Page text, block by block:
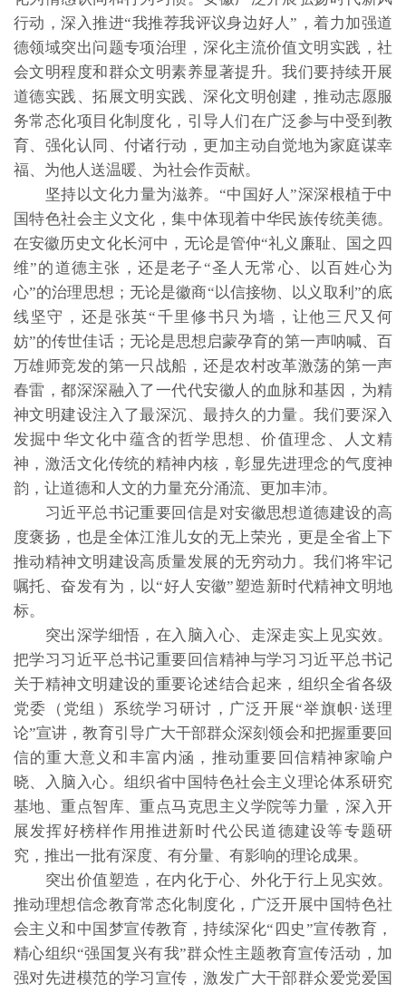
行动，深入推进“我推荐我评议身边好人”，着力加强道
德领域突出问题专项治理，深化主流价值文明实践，社
会文明程度和群众文明素养显著提升。我们要持续开展
道德实践、拓展文明实践、深化文明创建，推动志愿服
务常态化项目化制度化，引导人们在广泛参与中受到教
育、强化认同、付诸行动，更加主动自觉地为家庭谋幸
福、为他人送温暖、为社会作贡献。
坚持以文化力量为滋养。“中国好人”深深根植于中
国特色社会主义文化，集中体现着中华民族传统美德。
在安徽历史文化长河中，无论是管仲“礼义廉耻、国之四
维”的道德主张，还是老子“圣人无常心、以百姓心为
心”的治理思想；无论是徽商“以信接物、以义取利”的底
线坚守，还是张英“千里修书只为墙，让他三尺又何
妨”的传世佳话；无论是思想启蒙孕育的第一声呐喊、百
万雄师竞发的第一只战船，还是农村改革激荡的第一声
春雷，都深深融入了一代代安徽人的血脉和基因，为精
神文明建设注入了最深沉、最持久的力量。我们要深入
发掘中华文化中蕴含的哲学思想、价值理念、人文精
神，激活文化传统的精神内核，彰显先进理念的气度神
韵，让道德和人文的力量充分涌流、更加丰沛。
习近平总书记重要回信是对安徽思想道德建设的高
度褒扬，也是全体江淮儿女的无上荣光，更是全省上下
推动精神文明建设高质量发展的无穷动力。我们将牢记
嘱托、奋发有为，以“好人安徽”塑造新时代精神文明地
标。
突出深学细悟，在入脑入心、走深走实上见实效。
把学习习近平总书记重要回信精神与学习习近平总书记
关于精神文明建设的重要论述结合起来，组织全省各级
党委（党组）系统学习研讨，广泛开展“举旗帜·送理
论”宣讲，教育引导广大干部群众深刻领会和把握重要回
信的重大意义和丰富内涵，推动重要回信精神家喻户
晓、入脑入心。组织省中国特色社会主义理论体系研究
基地、重点智库、重点马克思主义学院等力量，深入开
展发挥好榜样作用推进新时代公民道德建设等专题研
究，推出一批有深度、有分量、有影响的理论成果。
突出价值塑造，在内化于心、外化于行上见实效。
推动理想信念教育常态化制度化，广泛开展中国特色社
会主义和中国梦宣传教育，持续深化“四史”宣传教育，
精心组织“强国复兴有我”群众性主题教育宣传活动，加
强对先进模范的学习宣传，激发广大干部群众爱党爱国